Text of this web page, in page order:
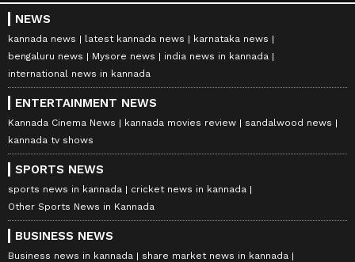
NEWS
kannada news latest kannada news
karnataka news
bengaluru news
Mysore news
india news in kannada
international news in kannada
ENTERTAINMENT NEWS
Kannada Cinema News kannada movies review
sandalwood news
kannada tv shows
SPORTS NEWS
sports news in kannada
cricket news in kannada
Other Sports News in Kannada
BUSINESS NEWS
Business news in kannada
share market news in kannada